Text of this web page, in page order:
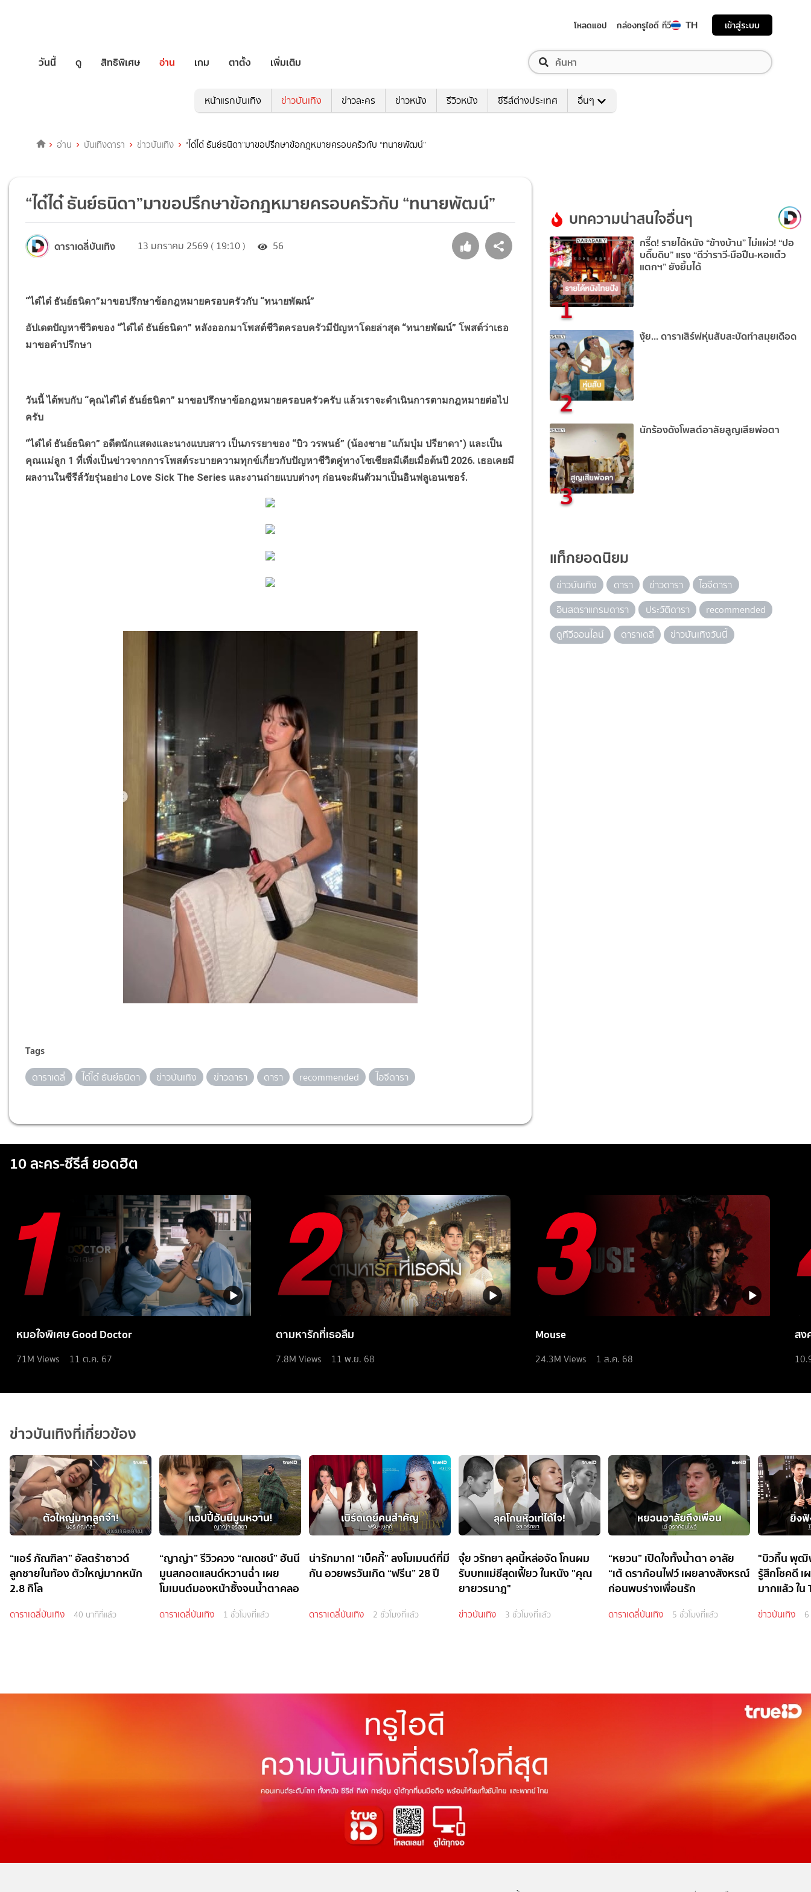
โหลดแอป กล่องทรูไอดี ทีวี TH เข้าสู่ระบบ
วันนี้ ดู สิทธิพิเศษ อ่าน เกม ตาตั้ง เพิ่มเติม
หน้าแรกบันเทิง ข่าวบันเทิง ข่าวละคร ข่าวหนัง รีวิวหนัง ซีรีส์ต่างประเทศ อื่นๆ
อ่าน บันเทิงดารา ข่าวบันเทิง “ได๋ได๋ ธันย์ธนิดา”มาขอปรึกษาข้อกฎหมายครอบครัวกับ “ทนายพัฒน์”
“ได๋ได๋ ธันย์ธนิดา”มาขอปรึกษาข้อกฎหมายครอบครัวกับ “ทนายพัฒน์”
ดาราเดลี่บันเทิง 13 มกราคม 2569 ( 19:10 ) 56
“ได๋ได๋ ธันย์ธนิดา”มาขอปรึกษาข้อกฎหมายครอบครัวกับ “ทนายพัฒน์”
อัปเดตปัญหาชีวิตของ “ได๋ได๋ ธันย์ธนิดา” หลังออกมาโพสต์ชีวิตครอบครัวมีปัญหาโดยล่าสุด “ทนายพัฒน์”โพสต์ว่าเธอ
มาขอคำปรึกษา
วันนี้ ได้พบกับ “คุณได๋ได๋ ธันย์ธนิดา” มาขอปรึกษาข้อกฎหมายครอบครัวครับ แล้วเราจะดำเนินการตามกฎหมายต่อไป
ครับ
“ได๋ได๋ ธันย์ธนิดา” อดีตนักแสดงและนางแบบสาว เป็นภรรยาของ “บิว วรพนธ์” (น้องชาย "แก้มบุ๋ม ปรียาดา") และเป็น
คุณแม่ลูก 1ที่เพิ่งเป็นข่าวจากการโพสต์ระบายความทุกข์เกี่ยวกับปัญหาชีวิตคู่ทางโซเชียลมีเดียเมื่อต้นปี 2026. เธอเคยมี
ผลงานในซีรีส์วัยรุ่นอย่าง Love Sick The Series และงานถ่ายแบบต่างๆ ก่อนจะผันตัวมาเป็นอินฟลูเอนเซอร์.
Tags
ดาราเดลี่ ได๋ได๋ ธันย์ธนิดา ข่าวบันเทิง ข่าวดารา ดารา recommended ไอจีดารา
บทความน่าสนใจอื่นๆ
1
กรี๊ด! รายได้หนัง “ข้างบ้าน” ไม่แผ่ว! “ปอ
บดิ๊บดิบ” แรง “ดีว่าราวี-มือปืน-หอแต๋ว
แตกฯ” ยังยิ้มได้
2
งุ้ย... ดาราเสิร์ฟหุ่นสับสะบัดทำสมุยเดือด
3
นักร้องดังโพสต์อาลัยสูญเสียพ่อตา
แท็กยอดนิยม
ข่าวบันเทิง ดารา ข่าวดารา
ไอจีดารา
อินสตราแกรมดารา
ประวัติดารา
recommended
ดูทีวีออนไลน์
ดาราเดลี่ ข่าวบันเทิงวันนี้
10 ละคร-ซีรีส์ ยอดฮิต
หมอใจพิเศษ Good Doctor
71M Views 11 ต.ค. 67
ตามหารักที่เธอลืม
7.8M Views 11 พ.ย. 68
Mouse
24.3M Views 1 ส.ค. 68
สง
ข่าวบันเทิงที่เกี่ยวข้อง
“แอร์ ภัณฑิลา” อัลตร้าซาวด์
ลูกชายในท้อง ตัวใหญ่มากหนัก
2.8 กิโล
ดาราเดลี่บันเทิง 40 นาทีที่แล้ว
“ญาญ่า” รีวิวควง “ณเดชน์” ฮันนี
มูนสกอตแลนด์หวานฉ่ำ เผย
โมเมนต์มองหน้าซึ้งจนน้ำตาคลอ
ดาราเดลี่บันเทิง 1 ชั่วโมงที่แล้ว
น่ารักมาก! “เบ็คกี้” ลงโมเมนต์ที่มี
กัน อวยพรวันเกิด “ฟรีน” 28 ปี
ดาราเดลี่บันเทิง 2 ชั่วโมงที่แล้ว
จุ๋ย วรัทยา ลุคนี้หล่อจัด โกนผม
รับบทแม่ชีสุดเฟี้ยว ในหนัง "คุณ
ยายวรนาฎ"
ข่าวบันเทิง 3 ชั่วโมงที่แล้ว
“หยวน” เปิดใจทั้งน้ำตา อาลัย
“เต้ ดราก้อนไฟว์ เผยลางสังหรณ์
ก่อนพบร่างเพื่อนรัก
ดาราเดลี่บันเทิง 5 ชั่วโมงที่แล้ว
"บิวกิ้น พุฒิ
รู้สึกโชคดี
มากแล้ว ใน
ข่าวบันเทิง